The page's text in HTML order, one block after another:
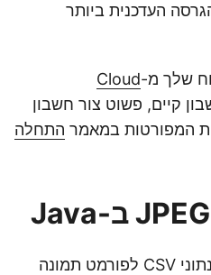
העדכנית ביותר
שלך מ-Cloud
קיים, פשוט צור חשבון
המפורטות במאמרהתחלה
ישנם מקרים שבהם המרת נתוני CSV לפורמט תמונה